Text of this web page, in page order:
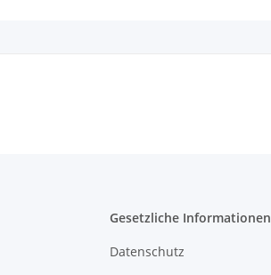
Gesetzliche Informationen
Datenschutz